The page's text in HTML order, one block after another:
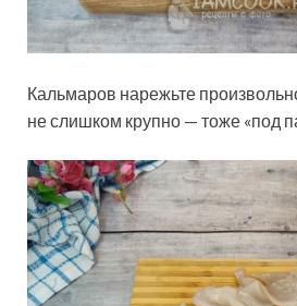
Кальмаров нарежьте
не слишком крупно — тоже «под